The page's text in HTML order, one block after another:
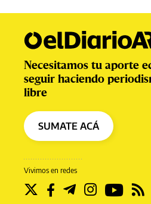
Vivimos en redes
Necesitamos tu aporte
seguir haciendo
libre
SUMATE ACÁ